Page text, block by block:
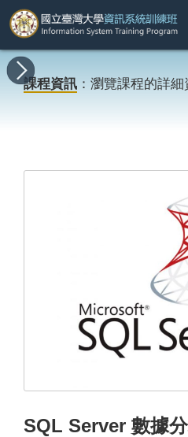
所
有
課
新
消
程
地
資
簡
業
名
名
資
於
本
課程資訊 ：瀏覽課程的詳
SQL Server 數據